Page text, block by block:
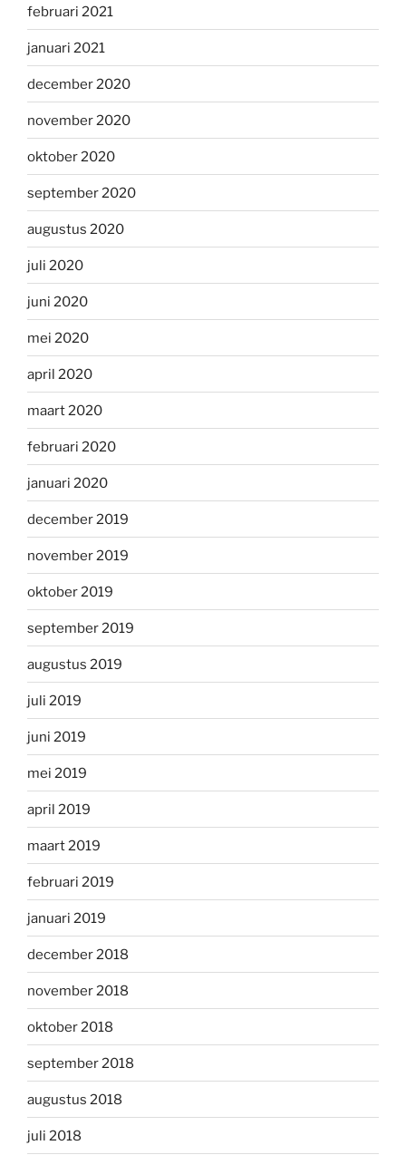
februari 2021
januari 2021
december 2020
november 2020
oktober 2020
september 2020
augustus 2020
juli 2020
juni 2020
mei 2020
april 2020
maart 2020
februari 2020
januari 2020
december 2019
november 2019
oktober 2019
september 2019
augustus 2019
juli 2019
juni 2019
mei 2019
april 2019
maart 2019
februari 2019
januari 2019
december 2018
november 2018
oktober 2018
september 2018
augustus 2018
juli 2018